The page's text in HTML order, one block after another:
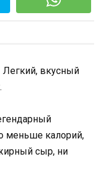
меньше калорий,
сыр, ни